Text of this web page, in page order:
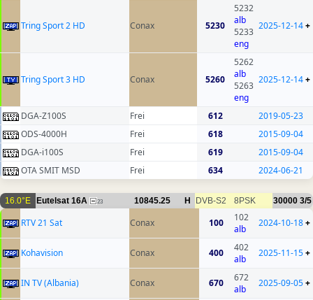
Tring Sport 2 HD Conax 5230
5232
alb
5233
eng
2025-12-14+
Tring Sport 3 HD Conax 5260
5262
alb
5263
eng
2025-12-14+
DGA-Z100S Frei 612
2019-05-23
ODS-4000H
Frei 618
2015-09-04
DGA-i100S
Frei 619
2015-09-04
OTA SMIT MSD
Frei 634 2024-06-21
16.0°E Eutelsat 16A 23 10845.25 H DVB-S2 8PSK 30000 3/5
RTV 21 Sat Conax 100
102
alb
2024-10-18+
Kohavision Conax 400
402
alb
2025-11-15+
IN TV (Albania) Conax 670
672
alb
2025-09-05+